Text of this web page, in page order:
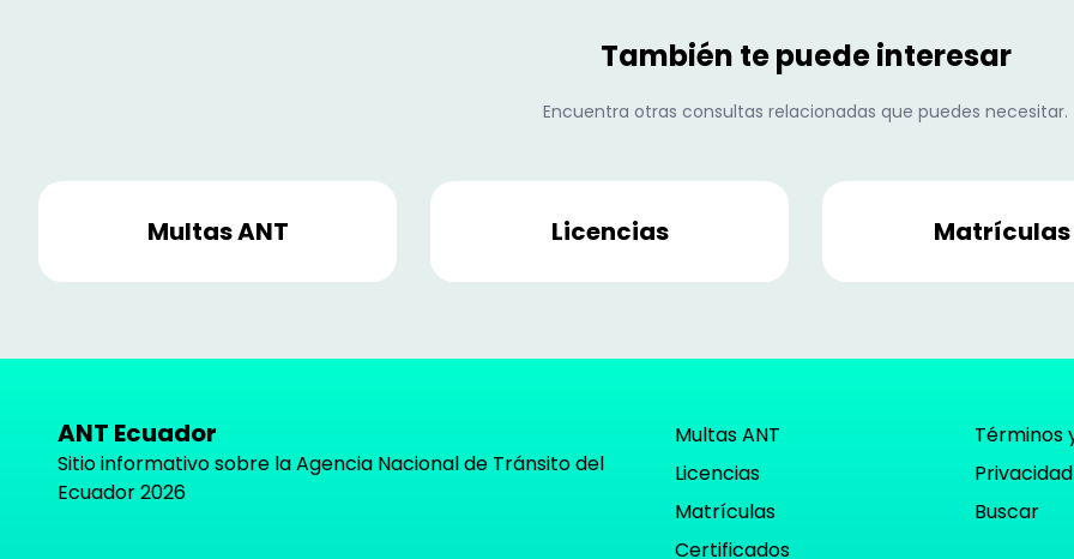
También te puede interesar
Encuentra otras consultas relacionadas que puedes necesitar.
Multas ANT Licencias Matrículas
ANT Ecuador
Sitio informativo sobre la Agencia Nacional de Tránsito del
Ecuador2026
Multas ANT
Licencias
Matrículas
Certificados
Términos
Privacidad
Buscar